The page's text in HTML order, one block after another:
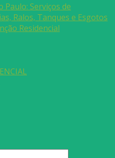
Paulo: Serviços de
Ralos, Tanques e Esgotos
Residencial